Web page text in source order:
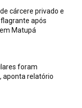
cárcere privado e
após
Matupá
foram
aponta relatório